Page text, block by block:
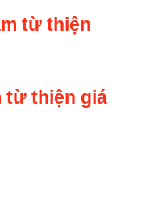
từ thiện
từ thiện giá